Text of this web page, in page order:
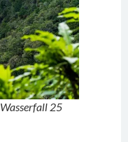
25